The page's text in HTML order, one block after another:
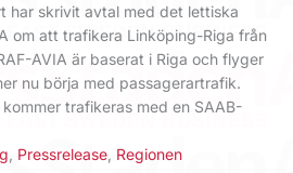
har skrivit avtal med det lettiska
om att trafikera Linköping-Riga från
AVIA är baserat i Riga och flyger
nu börja med passagerartrafik.
trafikeras med en SAAB-
Pressrelease Regionen